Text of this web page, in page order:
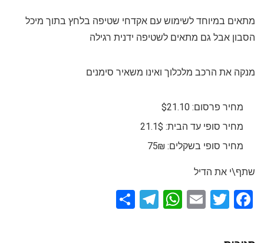
מתאים במיוחד לשימוש עם אקדחי שטיפה בלחץ בתוך מיכל
הסבון אבל גם מתאים לשטיפה ידנית רגילה
מנקה את הרכב מלכלוך ואינו משאיר סימנים
מחיר פרסום: $21.10
מחיר סופי עד הבית: 21.1$
מחיר סופי בשקלים: 75₪
שתף\י את הדיל
F
ce
T
E
W
T